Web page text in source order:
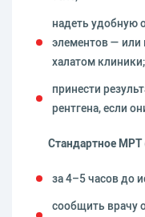
надеть удобную
элементов — или
халатом клиники;
принести
рентгена, если
Стандартное МРТ
за 4–5 часов до
сообщить врачу